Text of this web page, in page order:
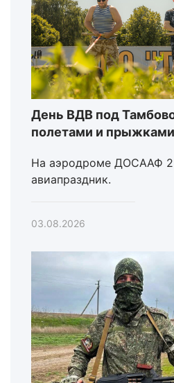
День ВДВ под
полетами и
На аэродроме ДОСААФ 2
авиапраздник.
03.08.2026